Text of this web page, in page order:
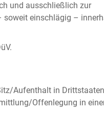
und ausschließlich zur
soweit einschlägig –
Aufenthalt in
Offenlegung in